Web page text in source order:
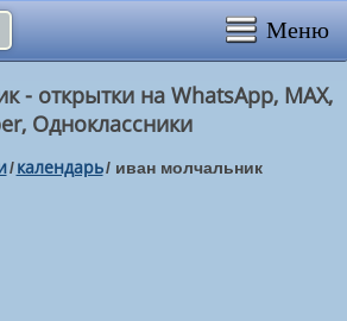
Меню
- открытки на WhatsApp, MAX,
Одноклассники
/ календарь/ иван молчальник